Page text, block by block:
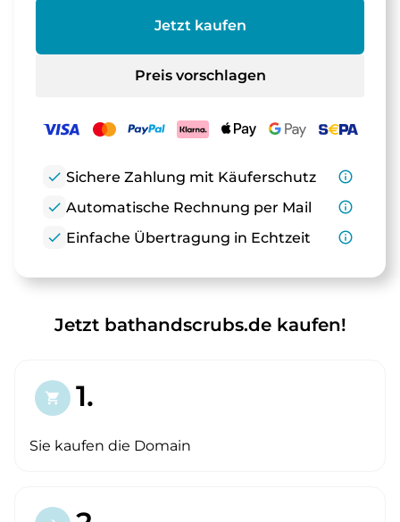
Jetzt kaufen
Preis vorschlagen
check Sichere Zahlung mit Käuferschutz
info_outline
check Automatische Rechnung per Mail
info_outline
check Einfache Übertragung in Echtzeit info_outline
Jetzt bathandscrubs.de kaufen!
shopping_cart 1.
Sie kaufen die Domain